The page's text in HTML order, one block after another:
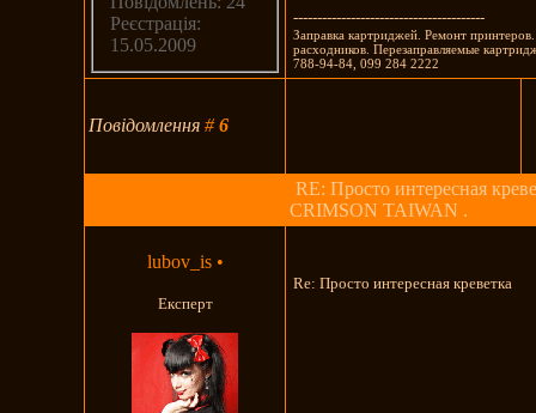
Реєстрація:
15.05.2009
----------------------------------------
Заправка картриджей. Ремонт
расходников. Перезаправляемые
788-94-84, 099 284 2222
Повідомлення#6
RE: Просто интересная
CRIMSON TAIWAN .
lubov_is •
Експерт
Re: Просто интересная креветка